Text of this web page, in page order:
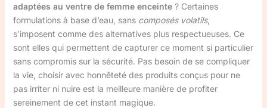
adaptées au ventre de femme enceinte? Certaines
formulations à base d’eau, sans composés volatils,
s’imposent comme des alternatives plus respectueuses. Ce
sont elles qui permettent de capturer ce moment si particulier
sans compromis sur la sécurité. Pas besoin de se compliquer
la vie, choisir avec honnêteté des produits conçus pour ne
pas irriter ni nuire est la meilleure manière de profiter
sereinement de cet instant magique.